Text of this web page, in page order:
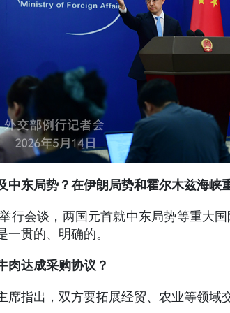
东局势？在伊朗局势和霍尔木兹海峡
行会谈，两国元首就中东局势等重大
贯的、明确的。
肉达成采购协议？
指出，双方要拓展经贸、农业等领域